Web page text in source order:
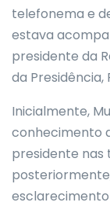
telefonema e
estava
presidente da
da Presidência,
Inicialmente,
conhecimento
presidente nas